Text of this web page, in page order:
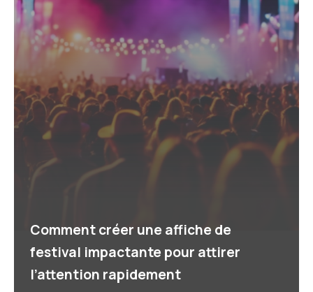
Comment créer une affiche de
festival impactante pour attirer
l’attention rapidement